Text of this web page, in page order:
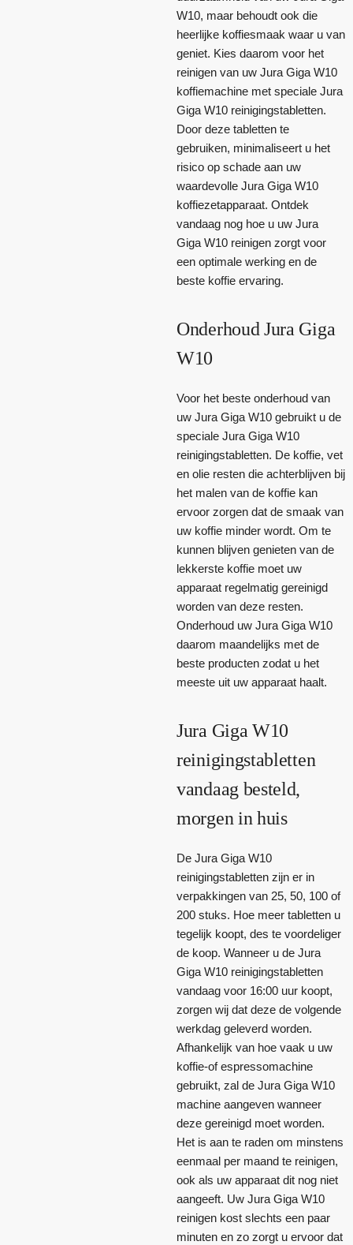
W10, maar behoudt ook die
heerlijke koffiesmaak waar u van
geniet. Kies daarom voor het
reinigen van uw Jura Giga W10
koffiemachine met speciale Jura
Giga W10 reinigingstabletten.
Door deze tabletten te
gebruiken, minimaliseert u het
risico op schade aan uw
waardevolle Jura Giga W10
koffiezetapparaat. Ontdek
vandaag nog hoe u uw Jura
Giga W10 reinigen zorgt voor
een optimale werking en de
beste koffie ervaring.
Onderhoud Jura Giga
W10
Voor het beste onderhoud van
uw Jura Giga W10 gebruikt u de
speciale Jura Giga W10
reinigingstabletten. De koffie, vet
en olie resten die achterblijven bij
het malen van de koffie kan
ervoor zorgen dat de smaak van
uw koffie minder wordt. Om te
kunnen blijven genieten van de
lekkerste koffie moet uw
apparaat regelmatig gereinigd
worden van deze resten.
Onderhoud uw Jura Giga W10
daarom maandelijks met de
beste producten zodat u het
meeste uit uw apparaat haalt.
Jura Giga W10
reinigingstabletten
vandaag besteld,
morgen in huis
De Jura Giga W10
reinigingstabletten zijn er in
verpakkingen van 25, 50, 100 of
200 stuks. Hoe meer tabletten u
tegelijk koopt, des te voordeliger
de koop. Wanneer u de Jura
Giga W10 reinigingstabletten
vandaag voor 16:00 uur koopt,
zorgen wij dat deze de volgende
werkdag geleverd worden.
Afhankelijk van hoe vaak u uw
koffie-of espressomachine
gebruikt, zal de Jura Giga W10
machine aangeven wanneer
deze gereinigd moet worden.
Het is aan te raden om minstens
eenmaal per maand te reinigen,
ook als uw apparaat dit nog niet
aangeeft. Uw Jura Giga W10
reinigen kost slechts een paar
minuten en zo zorgt u ervoor dat